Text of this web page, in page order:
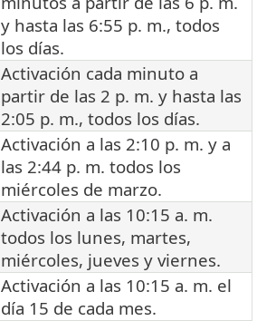
y hasta las 6:55 p. m., todos
los días.
Activación cada minuto a
partir de las 2 p. m. y hasta las
2:05 p. m., todos los días.
Activación a las 2:10 p. m. y a
las 2:44 p. m. todos los
miércoles de marzo.
Activación a las 10:15 a. m.
todos los lunes, martes,
miércoles, jueves y viernes.
Activación a las 10:15 a. m. el
día 15 de cada mes.